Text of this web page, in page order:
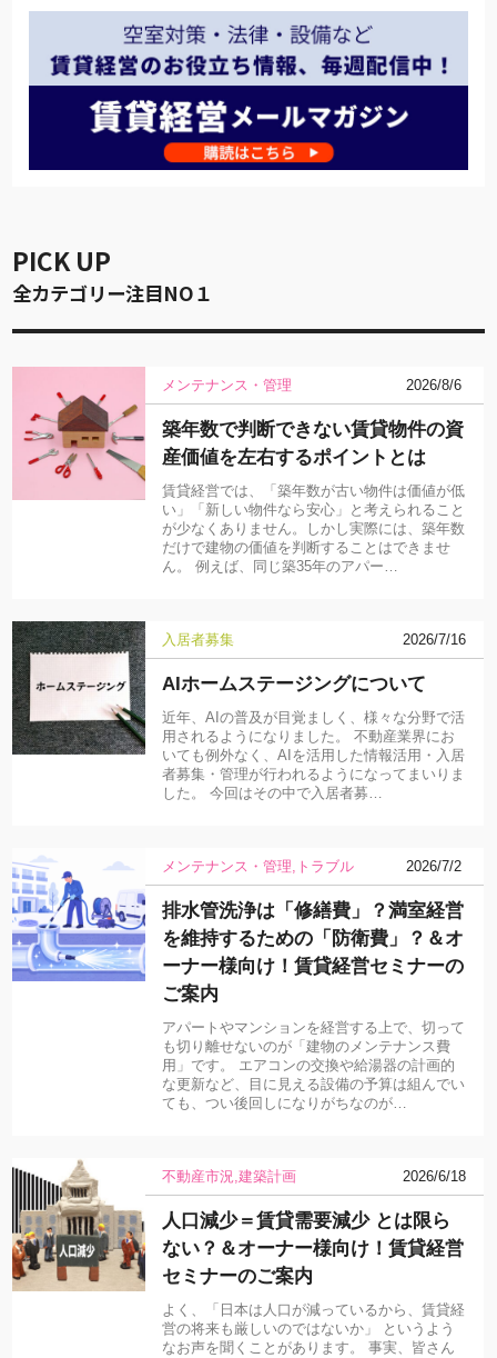
PICK UP
全カテゴリー注目NO１
メンテナンス・管理 2026/8/6
築年数で判断できない賃貸物件の資
産価値を左右するポイントとは
賃貸経営では、「築年数が古い物件は価値が低
い」「新しい物件なら安心」と考えられること
が少なくありません。しかし実際には、築年数
だけで建物の価値を判断することはできませ
ん。 例えば、同じ築35年のアパー…
入居者募集 2026/7/16
AIホームステージングについて
近年、AIの普及が目覚ましく、様々な分野で活
用されるようになりました。 不動産業界にお
いても例外なく、AIを活用した情報活用・入居
者募集・管理が行われるようになってまいりま
した。 今回はその中で入居者募…
メンテナンス・管理 トラブル 2026/7/2
排水管洗浄は「修繕費」？満室経営
を維持するための「防衛費」？＆オ
ーナー様向け！賃貸経営セミナーの
ご案内
アパートやマンションを経営する上で、切って
も切り離せないのが「建物のメンテナンス費
用」です。 エアコンの交換や給湯器の計画的
な更新など、目に見える設備の予算は組んでい
ても、つい後回しになりがちなのが…
不動産市況 建築計画 2026/6/18
人口減少＝賃貸需要減少 とは限ら
ない？＆オーナー様向け！賃貸経営
セミナーのご案内
よく、「日本は人口が減っているから、賃貸経
営の将来も厳しいのではないか」 というよう
なお声を聞くことがあります。 事実、皆さん